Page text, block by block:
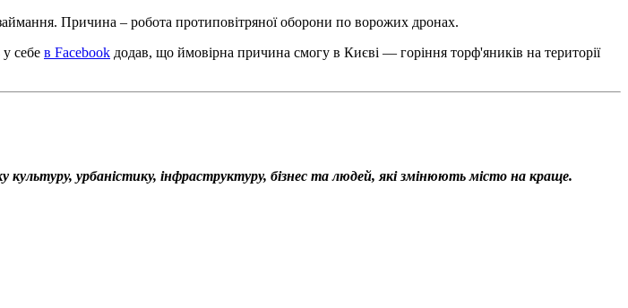
Причина – робота протиповітряної оборони по ворожих дронах.
себе в Facebook додав, що ймовірна причина смогу в Києві — горіння торф'яників на території
культуру, урбаністику, інфраструктуру, бізнес та людей, які змінюють місто на краще.